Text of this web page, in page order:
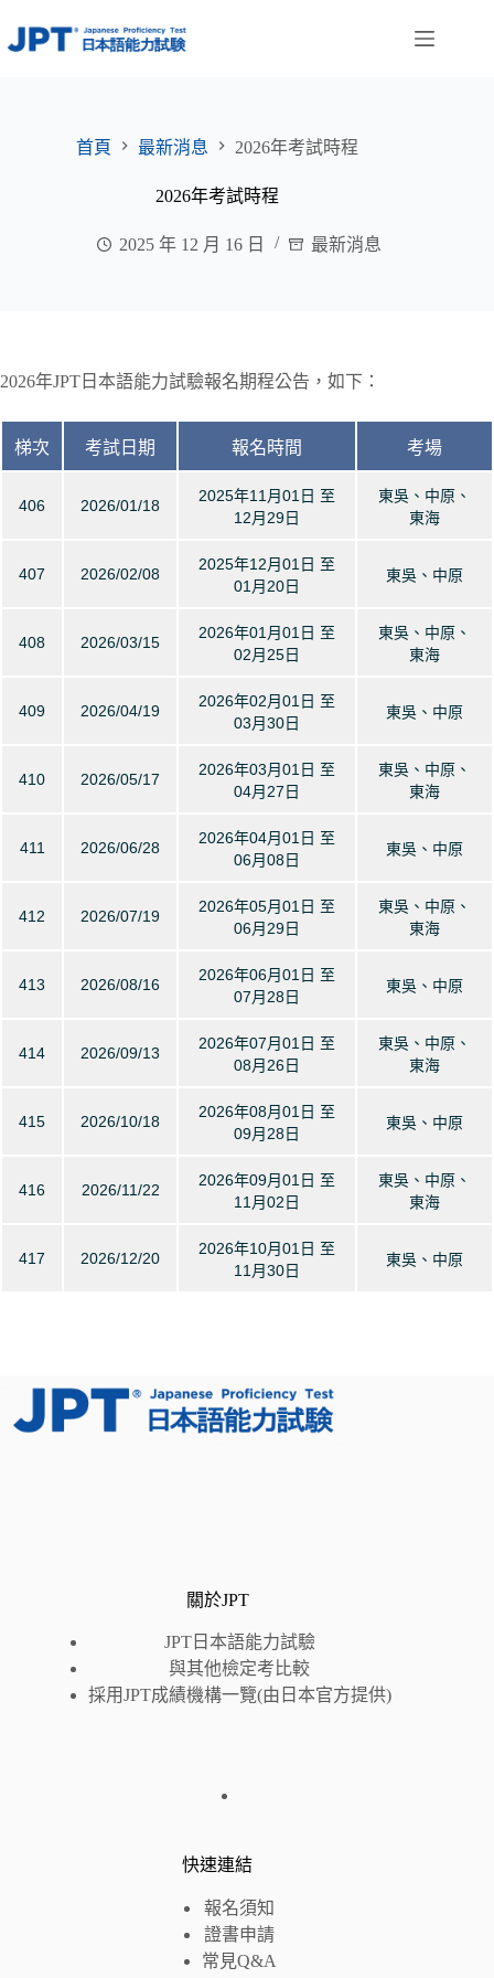
至
首頁 最新消息 2026年考試時程
2026年考試時程
2025 年 12 月 16 日 最新消息
2026年JPT日本語能力試驗報名期程公告，如下：
梯次 考試日期 報名時間 考場
406 2026/01/18
2025年11月01日 至
12月29日
東吳、中原、
東海
407 2026/02/08
2025年12月01日 至
01月20日
東吳、中原
408 2026/03/15
2026年01月01日 至
02月25日
東吳、中原、
東海
409 2026/04/19
2026年02月01日 至
03月30日
東吳、中原
410 2026/05/17
2026年03月01日 至
04月27日
東吳、中原、
東海
411 2026/06/28
2026年04月01日 至
06月08日
東吳、中原
412 2026/07/19
2026年05月01日 至
06月29日
東吳、中原、
東海
413 2026/08/16
2026年06月01日 至
07月28日
東吳、中原
414 2026/09/13
2026年07月01日 至
08月26日
東吳、中原、
東海
415 2026/10/18
2026年08月01日 至
09月28日
東吳、中原
416 2026/11/22
2026年09月01日 至
11月02日
東吳、中原、
東海
417 2026/12/20
2026年10月01日 至
11月30日
東吳、中原
關於JPT
JPT日本語能力試驗
與其他檢定考比較
採用JPT成績機構一覽(由日本官方提供)
快速連結
報名須知
證書申請
常見Q&A